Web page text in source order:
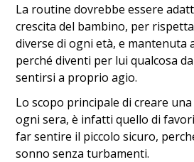
La routine dovrebbe essere
crescita del bambino, per
diverse di ogni età, e mantenuta
perché diventi per lui qualcosa
sentirsi a proprio agio.
Lo scopo principale di creare
ogni sera, è infatti quello di
far sentire il piccolo sicuro,
sonno senza turbamenti.